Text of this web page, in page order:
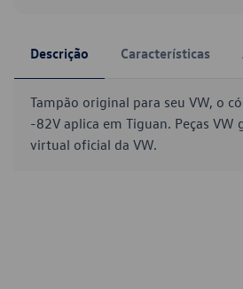
Descrição Características
Tampão original para seu VW, o
-82V aplica em Tiguan. Peças VW
virtual oficial da VW.